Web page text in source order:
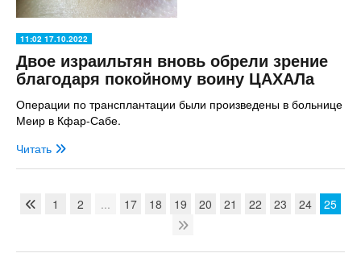
11:02 17.10.2022
Двое израильтян вновь обрели зрение
благодаря покойному воину ЦАХАЛа
Операции по трансплантации были произведены в больнице
Меир в Кфар-Сабе.
Читать
1 2 ... 17 18 19 20 21 22 23 24 25